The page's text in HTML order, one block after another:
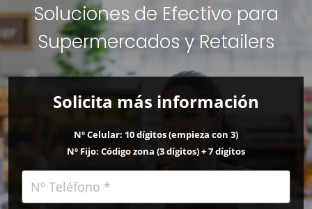
Soluciones de Efectivo para
Supermercados y Retailers
Solicita más información
Nº Celular: 10 dígitos (empieza con 3)
Nº Fijo: Código zona (3 dígitos) + 7 dígitos